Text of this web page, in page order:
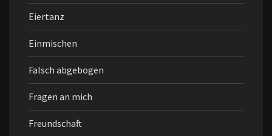
Eiertanz
Einmischen
Falsch abgebogen
Fragen an mich
Freundschaft